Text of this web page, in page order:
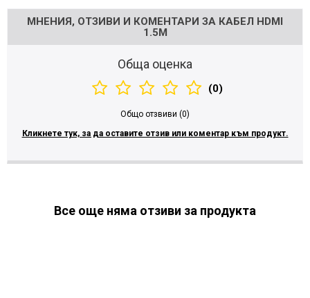
МНЕНИЯ, ОТЗИВИ И КОМЕНТАРИ ЗА КАБЕЛ HDMI
1.5M
Обща оценка
(0)
Общо отзвиви (0)
Кликнете тук, за да оставите отзив или коментар към продукт.
Все още няма отзиви за продукта